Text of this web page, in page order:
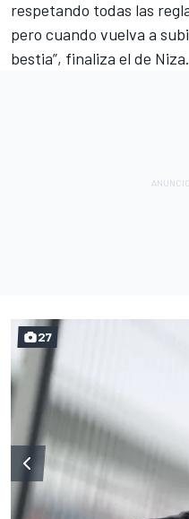
respetando todas las
pero cuando vuelva a
bestia”, finaliza el de Niza.
27